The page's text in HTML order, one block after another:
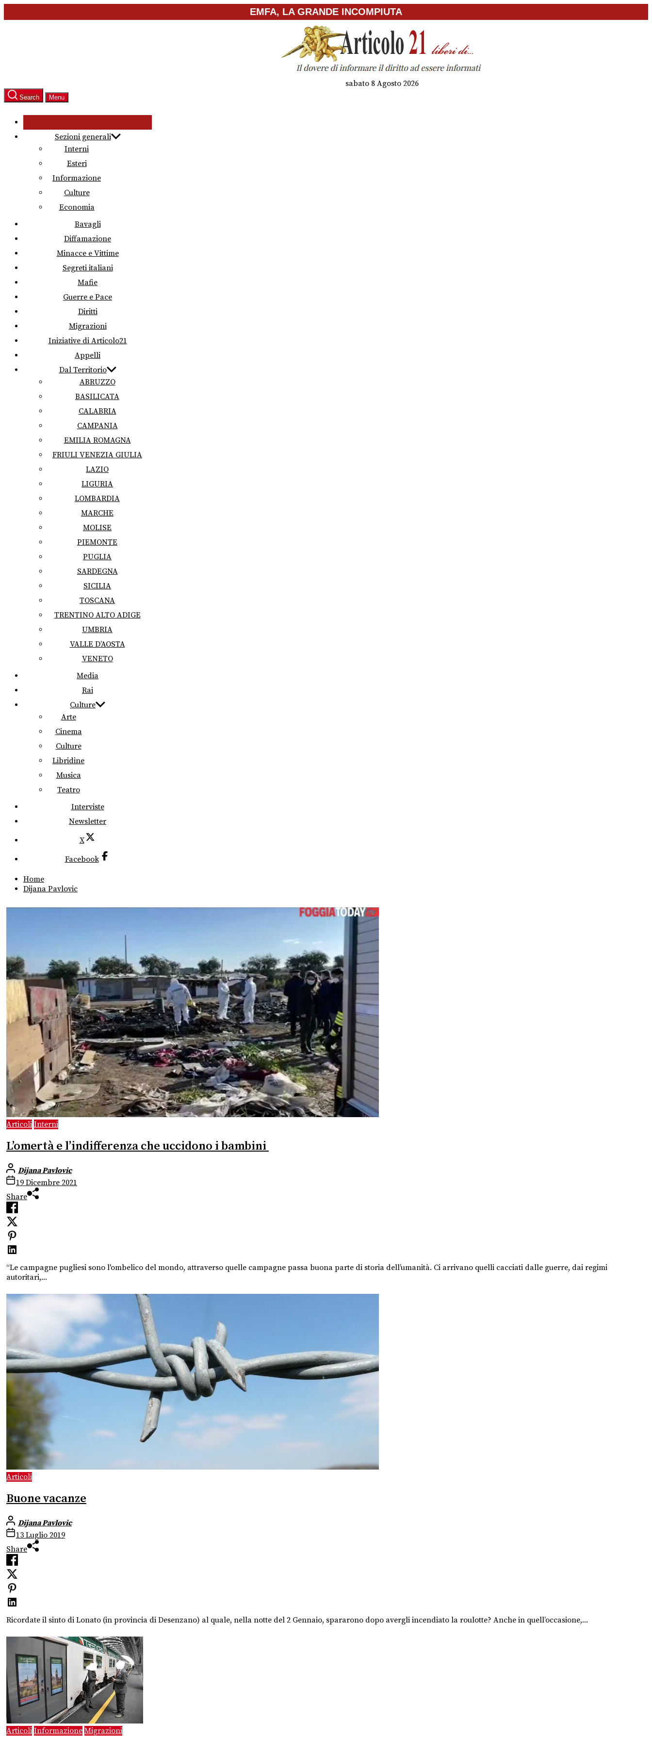
to
EMFA, LA GRANDE INCOMPIUTA
sabato 8 Agosto 2026
Search Menu
Sezioni generali
Interni
Esteri
Informazione
Culture
Economia
Bavagli
Diffamazione
Minacce e Vittime
Segreti italiani
Mafie
Guerre e Pace
Diritti
Migrazioni
Iniziative di Articolo21
Appelli
Dal Territorio
ABRUZZO
BASILICATA
CALABRIA
CAMPANIA
EMILIA ROMAGNA
FRIULI VENEZIA GIULIA
LAZIO
LIGURIA
LOMBARDIA
MARCHE
MOLISE
PIEMONTE
PUGLIA
SARDEGNA
SICILIA
TOSCANA
TRENTINO ALTO ADIGE
UMBRIA
VALLE D’AOSTA
VENETO
Media
Rai
Culture
Arte
Cinema
Culture
Libridine
Musica
Teatro
Interviste
Newsletter
X
Facebook
Home
Dijana Pavlovic
Articoli Interni
L’omertà e l’indifferenza che uccidono i bambini
Dijana Pavlovic
19 Dicembre 2021
Share
“Le campagne pugliesi sono l'ombelico del mondo, attraverso quelle campagne passa buona parte di storia dell’umanità. Ci arrivano quelli cacciati dalle guerre, dai regimi
autoritari,...
Articoli
Buone vacanze
Dijana Pavlovic
13 Luglio 2019
Share
Ricordate il sinto di Lonato (in provincia di Desenzano) al quale, nella notte del 2 Gennaio, spararono dopo avergli incendiato la roulotte? Anche in quell’occasione,...
Articoli Informazione Migrazioni